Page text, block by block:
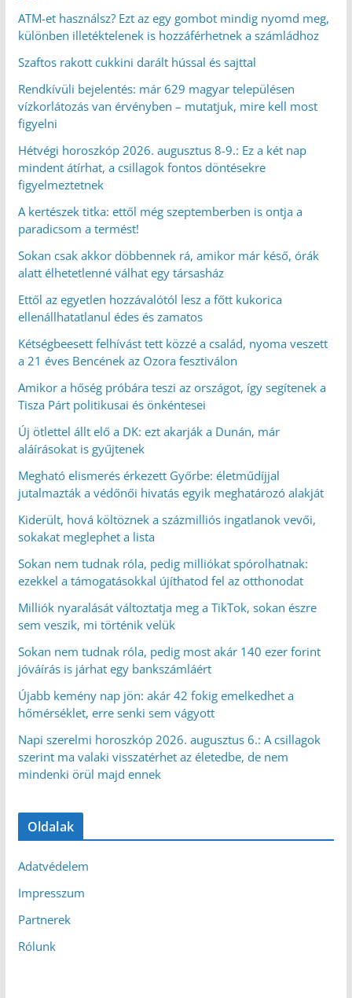
ATM-et használsz? Ezt az egy gombot mindig nyomd meg,
különben illetéktelenek is hozzáférhetnek a számládhoz
Szaftos rakott cukkini darált hússal és sajttal
Rendkívüli bejelentés: már 629 magyar településen
vízkorlátozás van érvényben – mutatjuk, mire kell most
figyelni
Hétvégi horoszkóp 2026. augusztus 8-9.: Ez a két nap
mindent átírhat, a csillagok fontos döntésekre
figyelmeztetnek
A kertészek titka: ettől még szeptemberben is ontja a
paradicsom a termést!
Sokan csak akkor döbbennek rá, amikor már késő, órák
alatt élhetetlenné válhat egy társasház
Ettől az egyetlen hozzávalótól lesz a főtt kukorica
ellenállhatatlanul édes és zamatos
Kétségbeesett felhívást tett közzé a család, nyoma veszett
a 21 éves Bencének az Ozora fesztiválon
Amikor a hőség próbára teszi az országot, így segítenek a
Tisza Párt politikusai és önkéntesei
Új ötlettel állt elő a DK: ezt akarják a Dunán, már
aláírásokat is gyűjtenek
Megható elismerés érkezett Győrbe: életműdíjjal
jutalmazták a védőnői hivatás egyik meghatározó alakját
Kiderült, hová költöznek a százmilliós ingatlanok vevői,
sokakat meglephet a lista
Sokan nem tudnak róla, pedig milliókat spórolhatnak:
ezekkel a támogatásokkal újíthatod fel az otthonodat
Milliók nyaralását változtatja meg a TikTok, sokan észre
sem veszik, mi történik velük
Sokan nem tudnak róla, pedig most akár 140 ezer forint
jóváírás is járhat egy bankszámláért
Újabb kemény nap jön: akár 42 fokig emelkedhet a
hőmérséklet, erre senki sem vágyott
Napi szerelmi horoszkóp 2026. augusztus 6.: A csillagok
szerint ma valaki visszatérhet az életedbe, de nem
mindenki örül majd ennek
Oldalak
Adatvédelem
Impresszum
Partnerek
Rólunk